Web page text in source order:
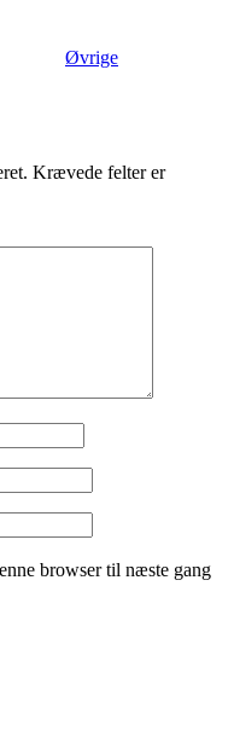
Øvrige
Krævede felter er
browser til næste gang